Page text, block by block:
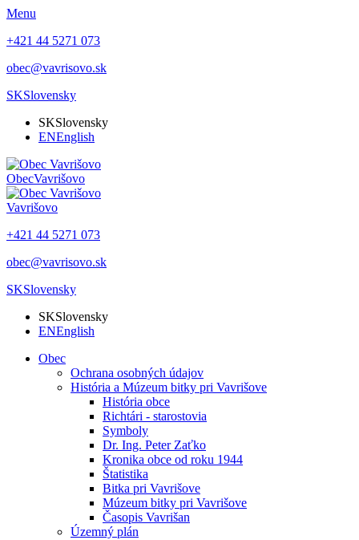
Menu
+421 44 5271 073
obec@vavrisovo.sk
SKSlovensky
SKSlovensky
ENEnglish
ObecVavrišovo
Vavrišovo
+421 44 5271 073
obec@vavrisovo.sk
SKSlovensky
SKSlovensky
ENEnglish
Obec
Ochrana osobných údajov
História a Múzeum bitky pri Vavrišove
História obce
Richtári - starostovia
Symboly
Dr. Ing. Peter Zaťko
Kronika obce od roku 1944
Štatistika
Bitka pri Vavrišove
Múzeum bitky pri Vavrišove
Časopis Vavrišan
Územný plán